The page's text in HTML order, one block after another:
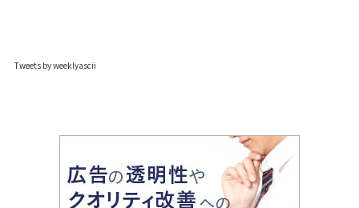
Tweets by weeklyascii